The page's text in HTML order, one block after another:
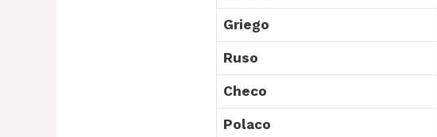
Griego
Ruso
Checo
Polaco